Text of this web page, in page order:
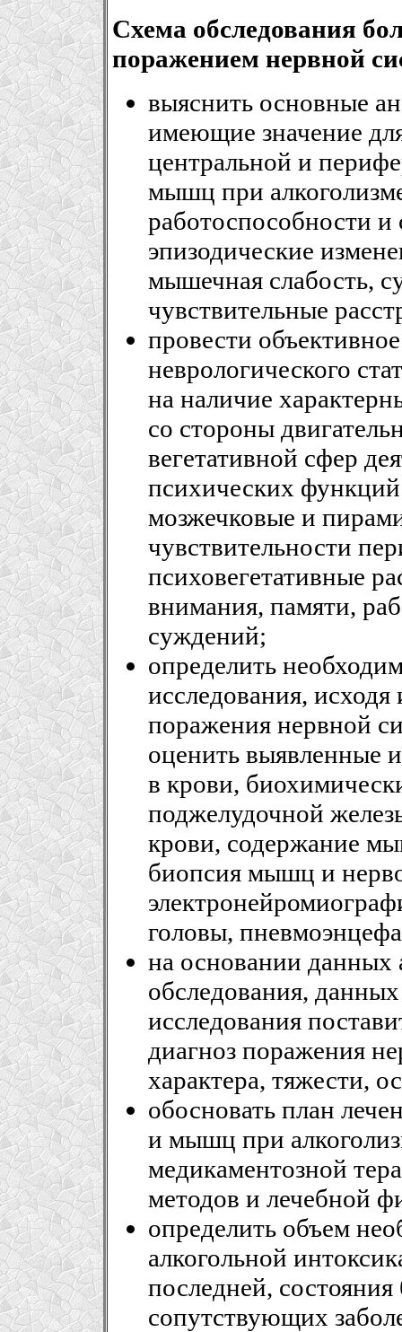
Схема обследования
поражением нервной
выяснить основные
имеющие значение
центральной и
мышц при
работоспособности и
эпизодические
мышечная слабость,
чувствительные
провести
неврологического
на наличие
со стороны
вегетативной сфер
психических
мозжечковые и
чувствительности
психовегетативные
внимания, памяти,
суждений;
определить
исследования,
поражения нервной
оценить выявленные
в крови,
поджелудочной
крови, содержание
биопсия мышц и
головы,
на основании данных
обследования,
исследования
диагноз поражения
характера, тяжести,
обосновать план
и мышц при
медикаментозной
методов и лечебной
определить объем
алкогольной
последней,
сопутствующих